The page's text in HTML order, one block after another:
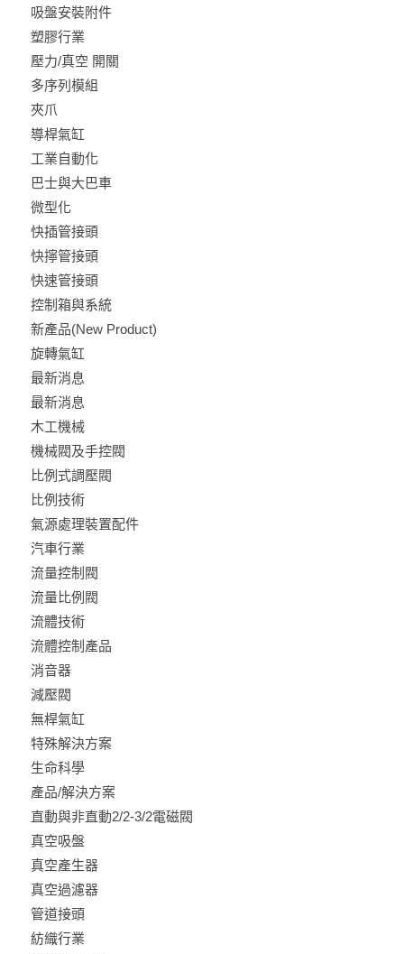
吸盤安裝附件
塑膠行業
壓力/真空 開關
多序列模組
夾爪
導桿氣缸
工業自動化
巴士與大巴車
微型化
快插管接頭
快擰管接頭
快速管接頭
控制箱與系統
新產品(New Product)
旋轉氣缸
最新消息
最新消息
木工機械
機械閥及手控閥
比例式調壓閥
比例技術
氣源處理裝置配件
汽車行業
流量控制閥
流量比例閥
流體技術
流體控制產品
消音器
減壓閥
無桿氣缸
特殊解決方案
生命科學
產品/解決方案
直動與非直動2/2-3/2電磁閥
真空吸盤
真空產生器
真空過濾器
管道接頭
紡織行業